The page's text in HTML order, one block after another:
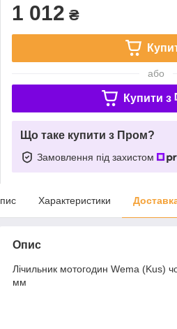
1 012 ₴
або
Купити з
Що таке купити з Пром?
Замовлення під захистом
Характеристики
Опис
Лічильник мотогодин Wema (Kus)
мм